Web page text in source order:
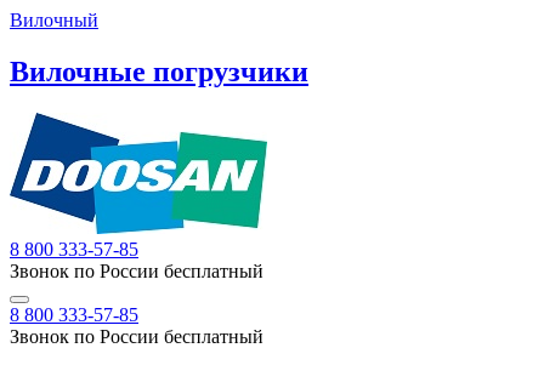
Вилочный
Вилочные погрузчики
8 800 333-57-85
Звонок по России бесплатный
8 800 333-57-85
Звонок по России бесплатный